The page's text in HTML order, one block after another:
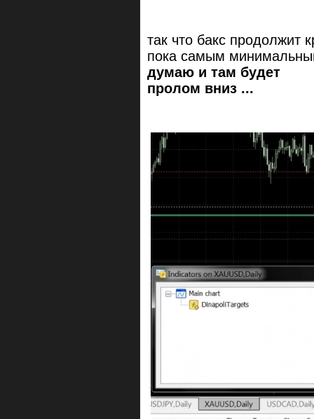
так что бакс продолжит
пока самым
думаю и там будет
пролом вниз ...